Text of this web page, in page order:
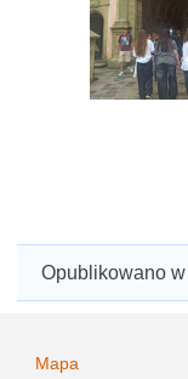
Opublikowano w
Mapa